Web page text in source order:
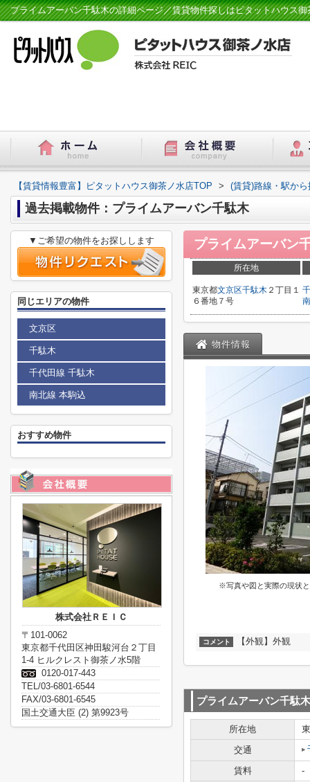
プライムアーバン千駄木の詳細ページ／賃貸物件探しはピタットハウス
【賃貸情報豊富】ピタットハウス御茶ノ水店TOP > (賃貸)路線・駅から
過去掲載物件：プライムアーバン千駄木
プライムアーバン
所在地
東京都文京区千駄木 ２丁目１
６番地７号
物件情報
※写真や図と実際の現状
コメント 【外観】外観
プライムアーバン千駄木
所在地
交通
賃料
-
▼ご希望の物件をお探しします
同じエリアの物件
文京区
千駄木
千代田線 千駄木
南北線 本駒込
おすすめ物件
株式会社ＲＥＩＣ
〒101-0062
東京都千代田区神田駿河台２丁目
1-4 ヒルクレスト御茶ノ水5階
0120-017-443
TEL/03-6801-6544
FAX/03-6801-6545
国土交通大臣 (2) 第9923号